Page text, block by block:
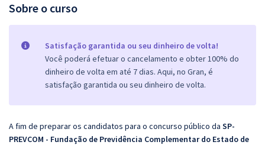
Sobre o curso
Satisfação garantida ou seu dinheiro de volta!
Você poderá efetuar o cancelamento e obter 100% do
dinheiro de volta em até 7 dias. Aqui, no Gran, é
satisfação garantida ou seu dinheiro de volta.
A fim de preparar os candidatos para o concurso público da SP-
PREVCOM - Fundação de Previdência Complementar do Estado de